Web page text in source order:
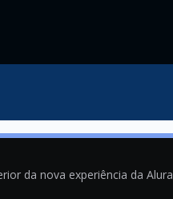
da nova experiência da